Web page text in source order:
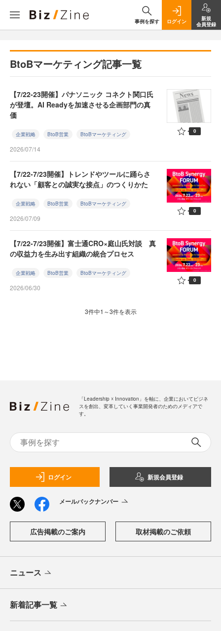
事例を探す ログイン
新規
会員登録
BtoBマーケティング記事一覧
【7/22-23開催】パナソニック コネクト関口氏
が登壇。AI Readyを加速させる企画部門の真
価
企業戦略 BtoB営業 BtoBマーケティング
2026/07/14
0
【7/22-7/23開催】トレンドやツールに踊らさ
れない「顧客との誠実な接点」のつくりかた
企業戦略 BtoB営業 BtoBマーケティング
2026/07/09
0
【7/22-7/23開催】富士通CRO×庭山氏対談 真
の収益力を生み出す組織の統合プロセス
企業戦略 BtoB営業 BtoBマーケティング
2026/06/30
0
3件中1～3件を表示
「Leadership ☓ Innovation」を軸に、企業においてビジネ
スを創出、変革していく事業開発者のためのメディアで
す。
ログイン 新規会員登録
メールバックナンバー
広告掲載のご案内 取材掲載のご依頼
ニュース
新着記事一覧